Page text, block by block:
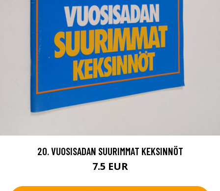
20. VUOSISADAN SUURIMMAT KEKSINNÖT
7.5 EUR